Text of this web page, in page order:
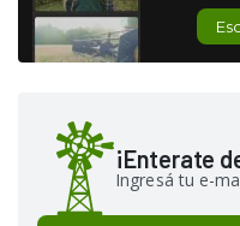
¡Enterate
Ingresá tu e-